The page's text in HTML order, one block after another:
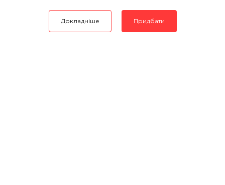
Докладніше Придбати